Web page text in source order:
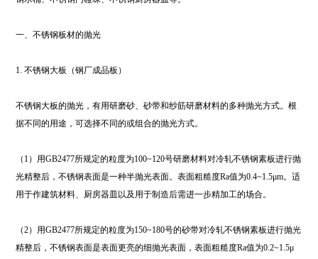
一、不锈钢板材的抛光
1. 不锈钢大板（钢厂成品板）
不锈钢大板的抛光，有用研磨砂、砂带和纱筋研磨材料的多种抛光方式。根
据不同的用途，可选择不同的或组合的抛光方式。
（1）用GB2477所规定的粒度为100~120号研磨材料对冷轧不锈钢素板进行抛
光精整后，不锈钢表面是一种半抛光表面。表面粗糙度Ra值为0.4~1.5μm。适
用于作建筑材料、厨房器皿以及用于制造后需进一步精加工的场合。
（2）用GB2477所规定的粒度为150~180号的砂带对冷轧不锈钢素板进行抛光
精整后，不锈钢表面是表面更亮的细抛光表面，表面粗糙度Ra值为0.2~1.5μ